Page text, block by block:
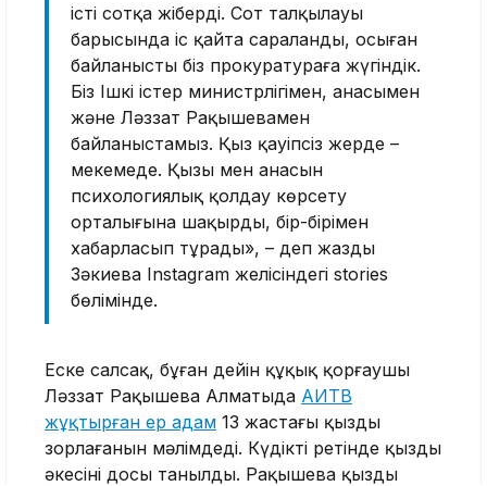
істі сотқа жіберді. Сот талқылауы
барысында іс қайта сараланды, осыған
байланысты біз прокуратураға жүгіндік.
Біз Ішкі істер министрлігімен, анасымен
және Ләззат Рақышевамен
байланыстамыз. Қыз қауіпсіз жерде –
мекемеде. Қызы мен анасын
психологиялық қолдау көрсету
орталығына шақырды, бір-бірімен
хабарласып тұрады», – деп жазды
Зәкиева Instagram желісіндегі stories
бөлімінде.
Еске салсақ, бұған дейін құқық қорғаушы
Ләззат Рақышева Алматыда АИТВ
жұқтырған ер адам 13 жастағы қызды
зорлағанын мәлімдеді. Күдікті ретінде қыздың
әкесінің досы танылды. Рақышева қыздың